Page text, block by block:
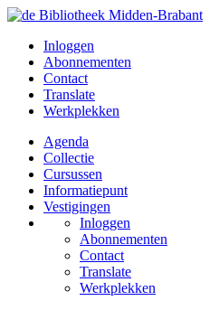
Inloggen
Abonnementen
Contact
Translate
Werkplekken
Agenda
Collectie
Cursussen
Informatiepunt
Vestigingen
Inloggen
Abonnementen
Contact
Translate
Werkplekken